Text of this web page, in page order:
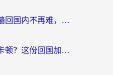
海外党必看：手机翻墙回国内不再难，一篇搞定无缝访问国内资源指南
海外华人电视直播总卡顿？这份回国加速器选择指南帮你无缝看国内资源